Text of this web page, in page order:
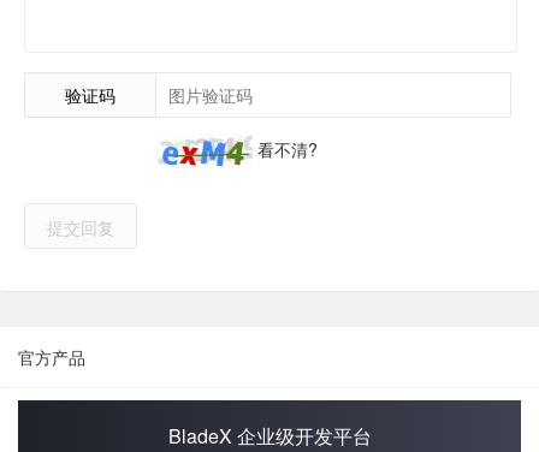
验证码
看不清?
提交回复
官方产品
BladeX 企业级开发平台